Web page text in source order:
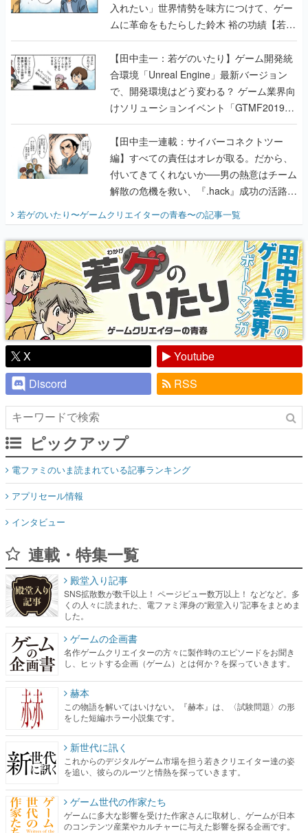
入れたい」世界情勢を味方につけて、ゲー
ムに革命をもたらした鈴木 裕の功績【若ゲ
のいたり】
【田中圭一：若ゲのいたり】ゲーム開発統
合環境「Unreal Engine」最新バージョン
で、開発環境はどう変わる？ ゲーム業界向
けソリューションイベント「GTMF2019」
に行って、より理解を深めよう【PR】
【田中圭一連載：サイバーコネクトツー
編】すべての責任はオレが取る。だから、
付いてきてくれないか──男の熱意はチーム
解散の危機を救い、『.hack』成功の活路を
開く。業界の快男児・松山 洋に流れる血は
『少年ジャンプ』色だった【若ゲのいた
り】
若ゲのいたり〜ゲームクリエイターの青春〜の記事一覧
X
Youtube
Discord
RSS
ピックアップ
電ファミのいま読まれている記事ランキング
アプリセール情報
インタビュー
連載・特集一覧
殿堂入り記事
SNS拡散数が数千以上！ ページビュー数万以上！ などなど。多
くの人々に読まれた、電ファミ渾身の“殿堂入り”記事をまとめま
した。
ゲームの企画書
名作ゲームクリエイターの方々に製作時のエピソードをお聞き
し、ヒットする企画（ゲーム）とは何か？を探っていきます。
赫本
この物語を解いてはいけない。『赫本』は、〈試験問題〉の形
をした短編ホラー小説集です。
新世代に訊く
これからのデジタルゲーム市場を担う若きクリエイター達の姿
を追い、彼らのルーツと情熱を探っていきます。
ゲーム世代の作家たち
ゲームに多大な影響を受けた作家さんに取材し、ゲームが日本
のコンテンツ産業やカルチャーに与えた影響を探る企画です。